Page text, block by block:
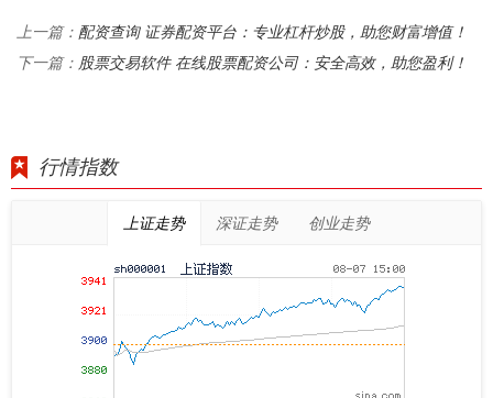
上一篇： 配资查询 证券配资平台：专业杠杆炒股，助您财富增值！
下一篇： 股票交易软件 在线股票配资公司：安全高效，助您盈利！
行情指数
上证走势 深证走势 创业走势